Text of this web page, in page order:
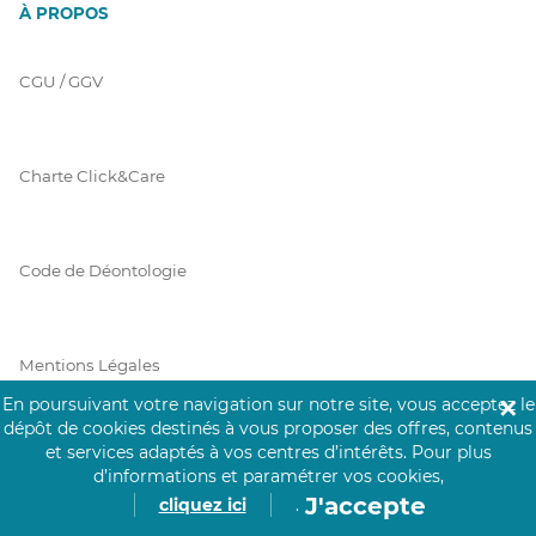
À PROPOS
CGU / GGV
Charte Click&Care
Code de Déontologie
Mentions Légales
Prérequis Click&Care
En poursuivant votre navigation sur notre site, vous acceptez le
dépôt de cookies destinés à vous proposer des offres, contenus
et services adaptés à vos centres d’intérêts. Pour plus
d’informations et paramétrer vos cookies,
cliquez ici
. J'accepte
✕